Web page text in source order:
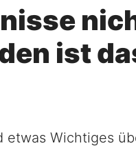
ist
etwas Wichtiges